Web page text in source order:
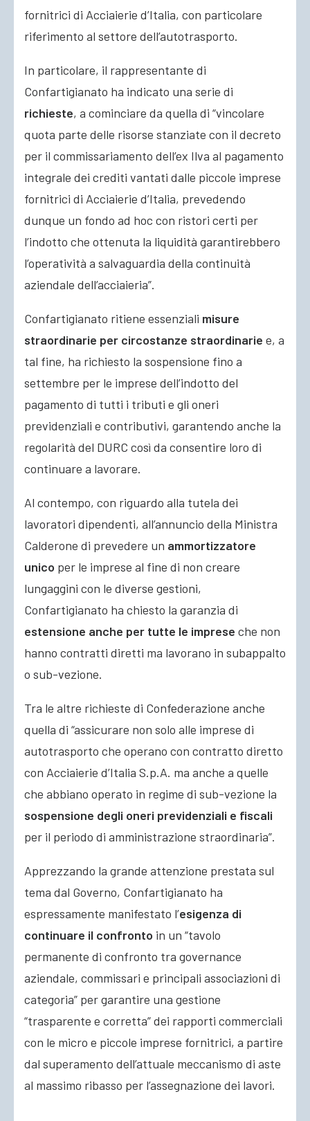
fornitrici di Acciaierie d’Italia, con particolare
riferimento al settore dell’autotrasporto.
In particolare, il rappresentante di
Confartigianato ha indicato una serie di
richieste, a cominciare da quella di “vincolare
quota parte delle risorse stanziate con il decreto
per il commissariamento dell’ex Ilva al pagamento
integrale dei crediti vantati dalle piccole imprese
fornitrici di Acciaierie d’Italia, prevedendo
dunque un fondo ad hoc con ristori certi per
l’indotto che ottenuta la liquidità garantirebbero
l’operatività a salvaguardia della continuità
aziendale dell’acciaieria”.
Confartigianato ritiene essenziali misure
straordinarie per circostanze straordinarie e, a
tal fine, ha richiesto la sospensione fino a
settembre per le imprese dell’indotto del
pagamento di tutti i tributi e gli oneri
previdenziali e contributivi, garantendo anche la
regolarità del DURC così da consentire loro di
continuare a lavorare.
Al contempo, con riguardo alla tutela dei
lavoratori dipendenti, all’annuncio della Ministra
Calderone di prevedere un ammortizzatore
unico per le imprese al fine di non creare
lungaggini con le diverse gestioni,
Confartigianato ha chiesto la garanzia di
estensione anche per tutte le imprese che non
hanno contratti diretti ma lavorano in subappalto
o sub-vezione.
Tra le altre richieste di Confederazione anche
quella di “assicurare non solo alle imprese di
autotrasporto che operano con contratto diretto
con Acciaierie d’Italia S.p.A. ma anche a quelle
che abbiano operato in regime di sub-vezione la
sospensione degli oneri previdenziali e fiscali
per il periodo di amministrazione straordinaria”.
Apprezzando la grande attenzione prestata sul
tema dal Governo, Confartigianato ha
espressamente manifestato l’esigenza di
continuare il confronto in un “tavolo
permanente di confronto tra governance
aziendale, commissari e principali associazioni di
categoria” per garantire una gestione
“trasparente e corretta” dei rapporti commerciali
con le micro e piccole imprese fornitrici, a partire
dal superamento dell’attuale meccanismo di aste
al massimo ribasso per l’assegnazione dei lavori.